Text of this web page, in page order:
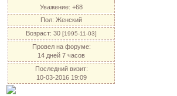
Уважение: +68
Пол: Женский
Возраст: 30 [1995-11-03]
Провел на форуме:
14 дней 7 часов
Последний визит:
10-03-2016 19:09